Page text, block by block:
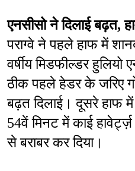
एनसीसो ने दिलाई बढ़त,
पराग्वे ने पहले हाफ में
वर्षीय मिडफील्डर
ठीक पहले हेडर के जरिए
बढ़त दिलाई। दूसरे हाफ
54वें मिनट में काई
से बराबर कर दिया।